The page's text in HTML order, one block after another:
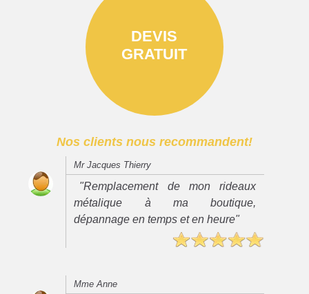
DEVIS
GRATUIT
Nos clients nous recommandent!
Mr Jacques Thierry
"Remplacement de mon rideaux
métalique à ma boutique,
dépannage en temps et en heure"
Mme Anne